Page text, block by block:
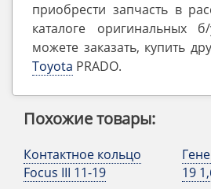
приобрести запчасть в
каталоге оригинальных
можете заказать, купить
Toyota PRADO.
Похожие товары:
Контактное кольцо
Focus III 11-19
19